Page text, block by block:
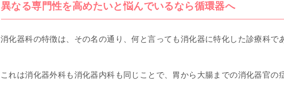
異なる専門性を高めたいと悩んでいるなら循環器へ
消化器科の特徴は、その名の通り、何と言っても消化器に特化した診療科で
これは消化器外科も消化器内科も同じことで、胃から大腸までの消化器官の